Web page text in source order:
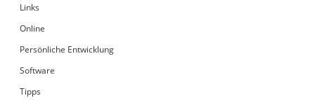
Links
Online
Persönliche Entwicklung
Software
Tipps